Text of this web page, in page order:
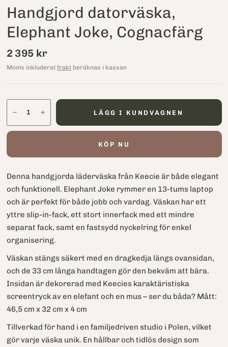
Handgjord datorväska,
Elephant Joke, Cognacfärg
2 395 kr
Moms inkluderat fraktberäknas i kassan
LÄGG I KUNDVAGNEN
KÖP NU
Denna handgjorda läderväska från Keecie är både elegant
och funktionell. Elephant Joke rymmer en 13-tums laptop
och är perfekt för både jobb och vardag. Väskan har ett
yttre slip-in-fack, ett stort innerfack med ett mindre
separat fack, samt en fastsydd nyckelring för enkel
organisering.
Väskan stängs säkert med en dragkedja längs ovansidan,
och de 33 cm långa handtagen gör den bekväm att bära.
Insidan är dekorerad med Keecies karaktäristiska
screentryck av en elefant och en mus – ser du båda? Mått:
46,5 cm x 32 cm x 4 cm
Tillverkad för hand i en familjedriven studio i Polen, vilket
gör varje väska unik. En hållbar och tidlös design som